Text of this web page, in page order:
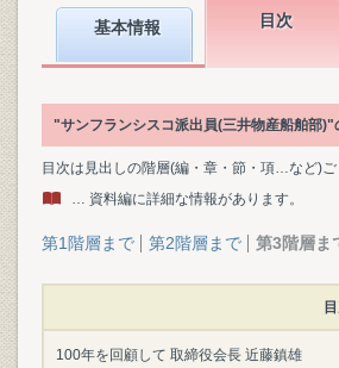
基本情報 目次
"サンフランシスコ派出員(三井物産船舶部
目次は見出しの階層(編・章・節・項…など)
… 資料編に詳細な情報があります。
第1階層まで 第2階層まで 第3階層ま
100年を回顧して 取締役会長 近藤鎮雄